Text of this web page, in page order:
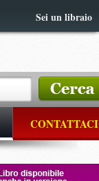
Sei un libraio
CONTATTACI